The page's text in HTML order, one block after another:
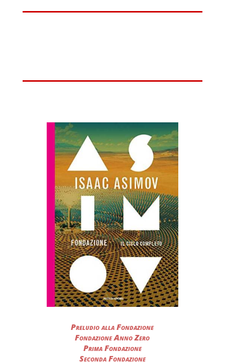
Preludio alla Fondazione
Fondazione Anno Zero
Prima Fondazione
Seconda Fondazione